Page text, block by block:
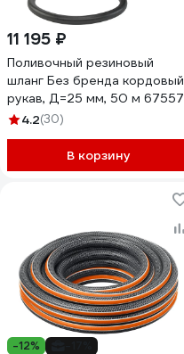
11 195 ₽
Поливочный резиновый
шланг Без бренда кордовый
рукав, Д=25 мм, 50 м 67557
4.2(30)
В корзину
-12%